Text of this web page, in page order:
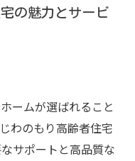
の魅力とサービ
ームが選ばれること
わのもり高齢者住宅
サポートと高品質な